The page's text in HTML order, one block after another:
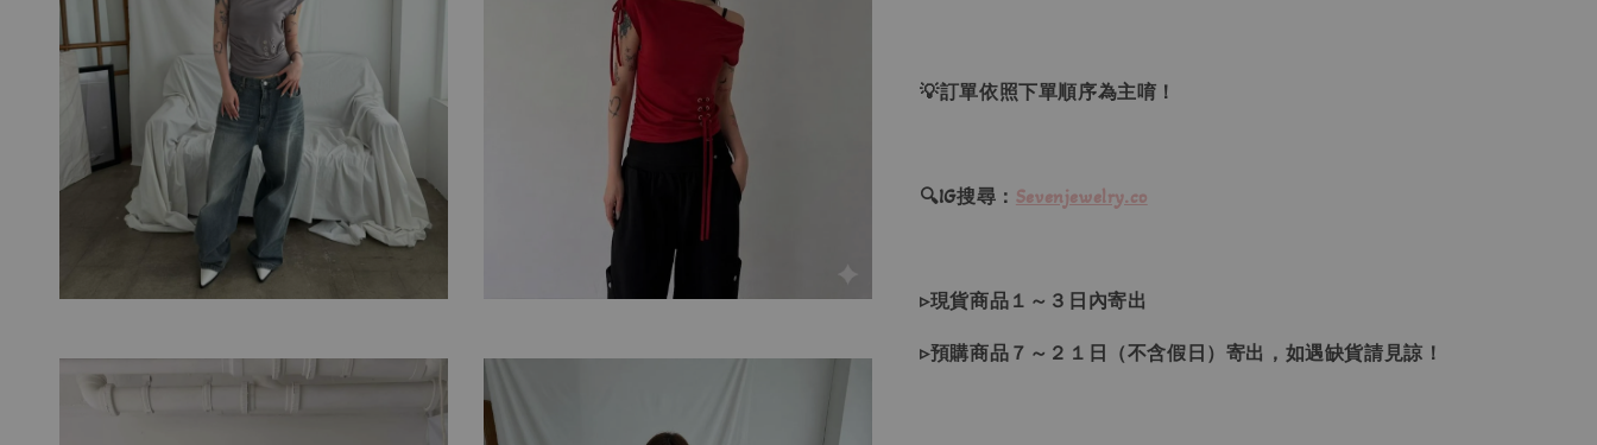
💡訂單依照下單順序為主唷！
🔍IG搜尋： Sevenjewelry.co
▹現貨商品１～３日內寄出
▹預購商品７～２１日（不含假日）寄出，如遇缺貨請見諒！